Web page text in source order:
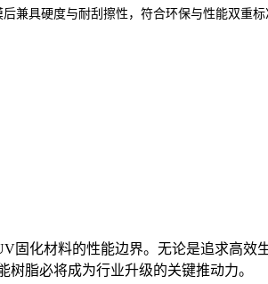
兼具硬度与耐刮擦性，符合环保与性能双重标
固化材料的性能边界。无论是追求高效
脂必将成为行业升级的关键推动力。